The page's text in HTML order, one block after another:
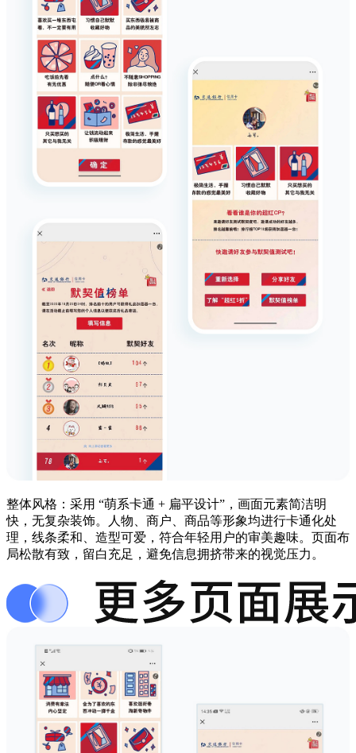
整体风格：采用 “萌系卡通 + 扁平设计”，画面元素简洁明
快，无复杂装饰。人物、商户、商品等形象均进行卡通化处
理，线条柔和、造型可爱，符合年轻用户的审美趣味。页面布
局松散有致，留白充足，避免信息拥挤带来的视觉压力。